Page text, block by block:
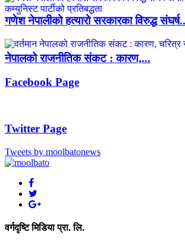
गणेश नेपालीको हत्यारो सरकारका विरुद्ध
नेपालको राजनीतिक संकट : कारण,...
Facebook Page
Twitter Page
Tweets by moolbatonews
वर्गदृष्टि मिडिया प्रा. लि.